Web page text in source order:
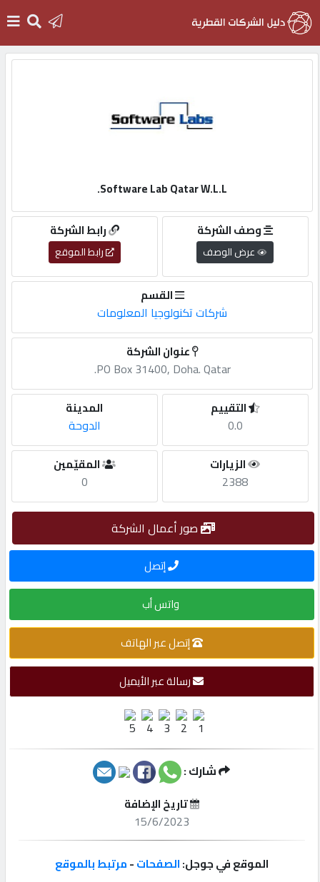
English
أضف
طلب
الاحصائيات
الأقسام
شركات
إبحث
إتصل
Software Lab Qatar W.L.L.
رابط الشركة
رابط الموقع
وصف الشركة
عرض الوصف
القسم
شركات تكنولوجيا المعلومات
عنوان الشركة
PO Box 31400, Doha. Qatar.
المدينة
الدوحة
التقييم
0.0
المقيّمين
0
الزيارات
2388
صور أعمال الشركة
إتصل
واتس أب
إتصل عبر الهاتف
رسالة عبر الأيميل
شارك :
تاريخ الإضافة
15/6/2023
الموقع في جوجل:الصفحات-مرتبط بالموقع